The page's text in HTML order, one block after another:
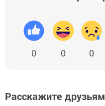
0 0 0
Расскажите друзьям